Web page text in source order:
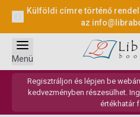
Külföldi címre történő
az
Regisztráljon és lépjen be
kedvezményben részesülhet.
értékhatár
Menü